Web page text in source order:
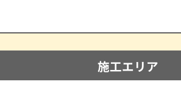
施工エリア